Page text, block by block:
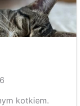
kotkiem.